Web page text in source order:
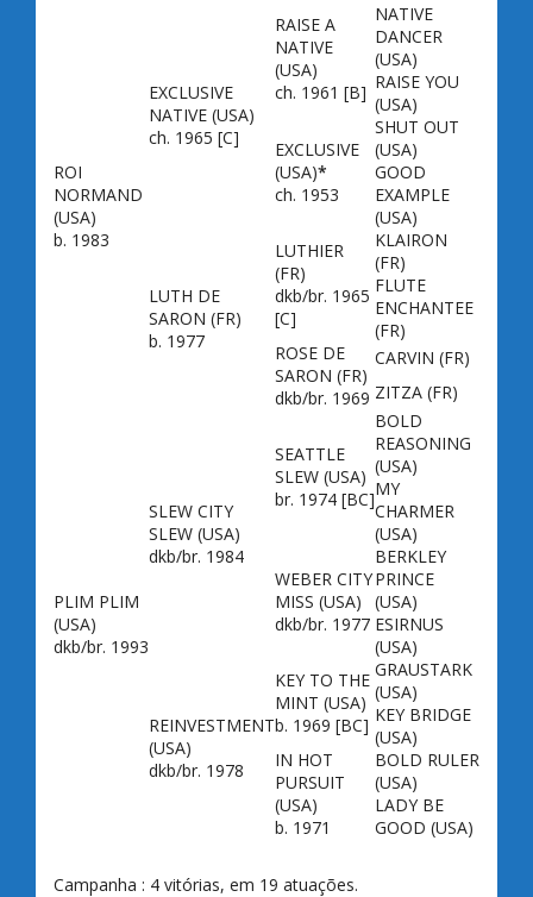
ROI
NORMAND
(USA)
b. 1983
EXCLUSIVE
NATIVE (USA)
ch. 1965 [C]
RAISE A
NATIVE
(USA)
ch. 1961 [B]
NATIVE
DANCER
(USA)
RAISE YOU
(USA)
EXCLUSIVE
(USA)*
ch. 1953
SHUT OUT
(USA)
GOOD
EXAMPLE
(USA)
LUTH DE
SARON (FR)
b. 1977
LUTHIER
(FR)
dkb/br. 1965
[C]
KLAIRON
(FR)
FLUTE
ENCHANTEE
(FR)
ROSE DE
SARON (FR)
dkb/br. 1969
CARVIN (FR)
ZITZA (FR)
PLIM PLIM
(USA)
dkb/br. 1993
SLEW CITY
SLEW (USA)
dkb/br. 1984
SEATTLE
SLEW (USA)
br. 1974 [BC]
BOLD
REASONING
(USA)
MY
CHARMER
(USA)
WEBER CITY
MISS (USA)
dkb/br. 1977
BERKLEY
PRINCE
(USA)
ESIRNUS
(USA)
REINVESTMENT
(USA)
dkb/br. 1978
KEY TO THE
MINT (USA)
b. 1969 [BC]
GRAUSTARK
(USA)
KEY BRIDGE
(USA)
IN HOT
PURSUIT
(USA)
b. 1971
BOLD RULER
(USA)
LADY BE
GOOD (USA)
Campanha : 4 vitórias, em 19 atuações.